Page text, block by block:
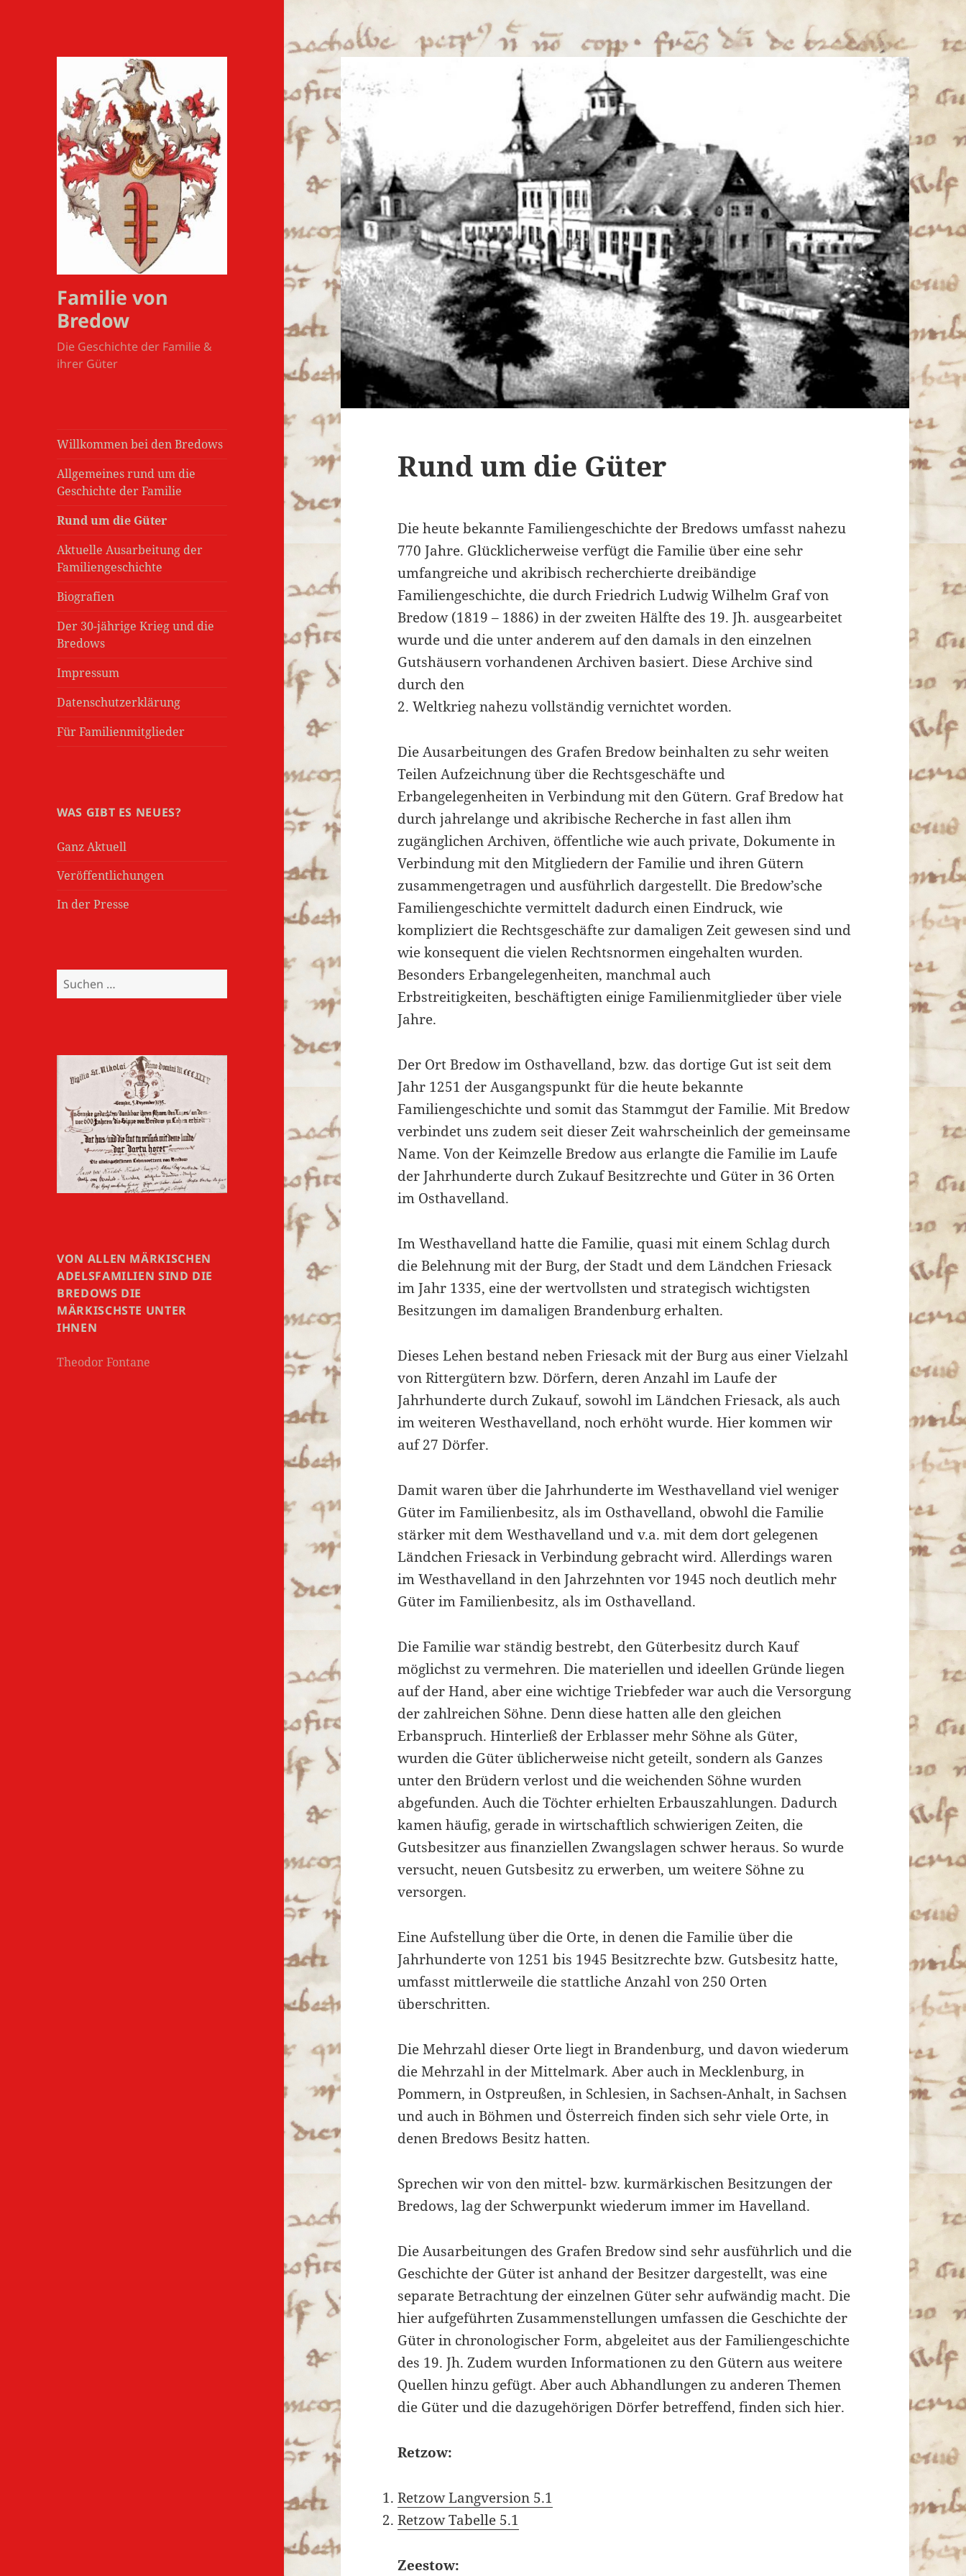
Familie von
Bredow
Die Geschichte der Familie &
ihrer Güter
Willkommen bei den Bredows
Allgemeines rund um die
Geschichte der Familie
Rund um die Güter
Aktuelle Ausarbeitung der
Familiengeschichte
Biografien
Der 30-jährige Krieg und die
Bredows
Impressum
Datenschutzerklärung
Für Familienmitglieder
WAS GIBT ES NEUES?
Ganz Aktuell
Veröffentlichungen
In der Presse
Suchen
nach:
VON ALLEN MÄRKISCHEN
ADELSFAMILIEN SIND DIE
BREDOWS DIE
MÄRKISCHSTE UNTER
IHNEN
Theodor Fontane
Rund um die Güter
Die heute bekannte Familiengeschichte der Bredows umfasst nahezu
770 Jahre. Glücklicherweise verfügt die Familie über eine sehr
umfangreiche und akribisch recherchierte dreibändige
Familiengeschichte, die durch Friedrich Ludwig Wilhelm Graf von
Bredow (1819 – 1886) in der zweiten Hälfte des 19. Jh. ausgearbeitet
wurde und die unter anderem auf den damals in den einzelnen
Gutshäusern vorhandenen Archiven basiert. Diese Archive sind
durch den
2. Weltkrieg nahezu vollständig vernichtet worden.
Die Ausarbeitungen des Grafen Bredow beinhalten zu sehr weiten
Teilen Aufzeichnung über die Rechtsgeschäfte und
Erbangelegenheiten in Verbindung mit den Gütern. Graf Bredow hat
durch jahrelange und akribische Recherche in fast allen ihm
zugänglichen Archiven, öffentliche wie auch private, Dokumente in
Verbindung mit den Mitgliedern der Familie und ihren Gütern
zusammengetragen und ausführlich dargestellt. Die Bredow’sche
Familiengeschichte vermittelt dadurch einen Eindruck, wie
kompliziert die Rechtsgeschäfte zur damaligen Zeit gewesen sind und
wie konsequent die vielen Rechtsnormen eingehalten wurden.
Besonders Erbangelegenheiten, manchmal auch
Erbstreitigkeiten, beschäftigten einige Familienmitglieder über viele
Jahre.
Der Ort Bredow im Osthavelland, bzw. das dortige Gut ist seit dem
Jahr 1251 der Ausgangspunkt für die heute bekannte
Familiengeschichte und somit das Stammgut der Familie. Mit Bredow
verbindet uns zudem seit dieser Zeit wahrscheinlich der gemeinsame
Name. Von der Keimzelle Bredow aus erlangte die Familie im Laufe
der Jahrhunderte durch Zukauf Besitzrechte und Güter in 36 Orten
im Osthavelland.
Im Westhavelland hatte die Familie, quasi mit einem Schlag durch
die Belehnung mit der Burg, der Stadt und dem Ländchen Friesack
im Jahr 1335, eine der wertvollsten und strategisch wichtigsten
Besitzungen im damaligen Brandenburg erhalten.
Dieses Lehen bestand neben Friesack mit der Burg aus einer Vielzahl
von Rittergütern bzw. Dörfern, deren Anzahl im Laufe der
Jahrhunderte durch Zukauf, sowohl im Ländchen Friesack, als auch
im weiteren Westhavelland, noch erhöht wurde. Hier kommen wir
auf 27 Dörfer.
Damit waren über die Jahrhunderte im Westhavelland viel weniger
Güter im Familienbesitz, als im Osthavelland, obwohl die Familie
stärker mit dem Westhavelland und v.a. mit dem dort gelegenen
Ländchen Friesack in Verbindung gebracht wird. Allerdings waren
im Westhavelland in den Jahrzehnten vor 1945 noch deutlich mehr
Güter im Familienbesitz, als im Osthavelland.
Die Familie war ständig bestrebt, den Güterbesitz durch Kauf
möglichst zu vermehren. Die materiellen und ideellen Gründe liegen
auf der Hand, aber eine wichtige Triebfeder war auch die Versorgung
der zahlreichen Söhne. Denn diese hatten alle den gleichen
Erbanspruch. Hinterließ der Erblasser mehr Söhne als Güter,
wurden die Güter üblicherweise nicht geteilt, sondern als Ganzes
unter den Brüdern verlost und die weichenden Söhne wurden
abgefunden. Auch die Töchter erhielten Erbauszahlungen. Dadurch
kamen häufig, gerade in wirtschaftlich schwierigen Zeiten, die
Gutsbesitzer aus finanziellen Zwangslagen schwer heraus. So wurde
versucht, neuen Gutsbesitz zu erwerben, um weitere Söhne zu
versorgen.
Eine Aufstellung über die Orte, in denen die Familie über die
Jahrhunderte von 1251 bis 1945 Besitzrechte bzw. Gutsbesitz hatte,
umfasst mittlerweile die stattliche Anzahl von 250 Orten
überschritten.
Die Mehrzahl dieser Orte liegt in Brandenburg, und davon wiederum
die Mehrzahl in der Mittelmark. Aber auch in Mecklenburg, in
Pommern, in Ostpreußen, in Schlesien, in Sachsen-Anhalt, in Sachsen
und auch in Böhmen und Österreich finden sich sehr viele Orte, in
denen Bredows Besitz hatten.
Sprechen wir von den mittel- bzw. kurmärkischen Besitzungen der
Bredows, lag der Schwerpunkt wiederum immer im Havelland.
Die Ausarbeitungen des Grafen Bredow sind sehr ausführlich und die
Geschichte der Güter ist anhand der Besitzer dargestellt, was eine
separate Betrachtung der einzelnen Güter sehr aufwändig macht. Die
hier aufgeführten Zusammenstellungen umfassen die Geschichte der
Güter in chronologischer Form, abgeleitet aus der Familiengeschichte
des 19. Jh. Zudem wurden Informationen zu den Gütern aus weitere
Quellen hinzu gefügt. Aber auch Abhandlungen zu anderen Themen
die Güter und die dazugehörigen Dörfer betreffend, finden sich hier.
Retzow:
Retzow Langversion 5.1
Retzow Tabelle 5.1
Zeestow: